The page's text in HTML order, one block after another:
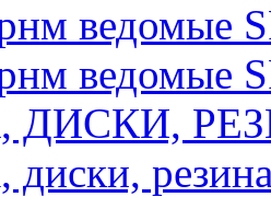
ведомые
ведомые
ДИСКИ,
диски,